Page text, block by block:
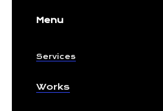
Menu
Services
Works